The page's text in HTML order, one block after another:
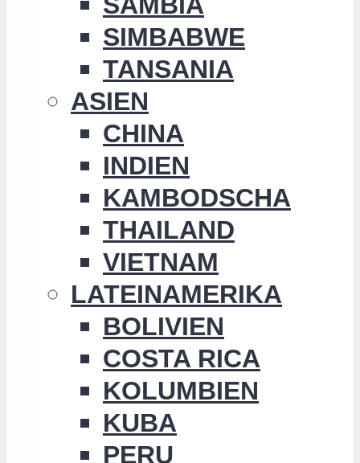
SIMBABWE
TANSANIA
ASIEN
CHINA
INDIEN
KAMBODSCHA
THAILAND
VIETNAM
LATEINAMERIKA
BOLIVIEN
COSTA RICA
KOLUMBIEN
KUBA
PERU